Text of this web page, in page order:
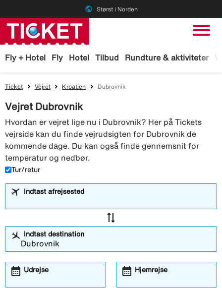
public Størst i Norden
Fly + Hotel Fly Hotel Tilbud Rundture & aktiviteter
Ticket Vejret Kroatien Dubrovnik
Vejret Dubrovnik
Hvordan er vejret lige nu i Dubrovnik? Her på Tickets
vejrside kan du finde vejrudsigten for Dubrovnik de
kommende dage. Du kan også finde gennemsnit for
temperatur og nedbør.
Tur/retur
Indtast afrejsested
sync_alt
Indtast destination
Udrejse
calendar_month Hjemrejse
calendar_month